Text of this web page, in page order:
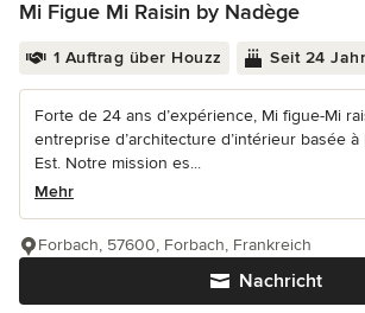
Mi Figue Mi Raisin by Nadège
1 Auftrag über Houzz Seit 24
Forte de 24 ans d’expérience, Mi figue-Mi
entreprise d’architecture d’intérieur basée à
Est. Notre mission es...
Mehr
Nachricht
Forbach, 57600, Forbach, Frankreich